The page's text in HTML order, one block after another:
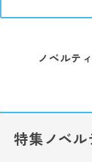
ノベルテ
特集ノベル